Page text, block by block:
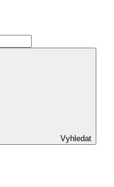
Vyhledat